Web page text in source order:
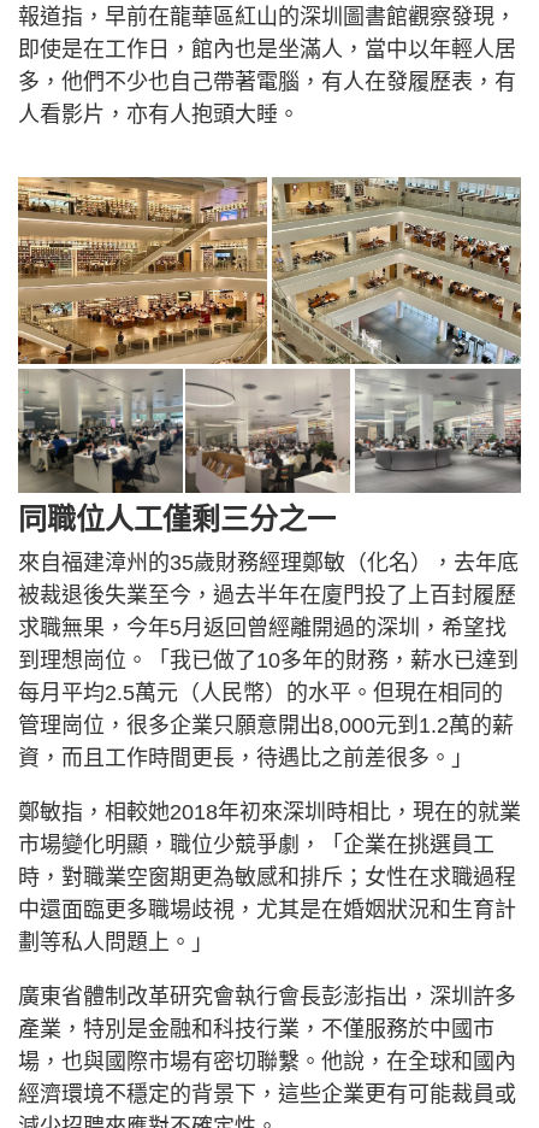
報道指，早前在龍華區紅山的深圳圖書館觀察發現，
即使是在工作日，館內也是坐滿人，當中以年輕人居
多，他們不少也自己帶著電腦，有人在發履歷表，有
人看影片，亦有人抱頭大睡。
同職位人工僅剩三分之一
來自福建漳州的35歲財務經理鄭敏（化名），去年底
被裁退後失業至今，過去半年在廈門投了上百封履歷
求職無果，今年5月返回曾經離開過的深圳，希望找
到理想崗位。「我已做了10多年的財務，薪水已達到
每月平均2.5萬元（人民幣）的水平。但現在相同的
管理崗位，很多企業只願意開出8,000元到1.2萬的薪
資，而且工作時間更長，待遇比之前差很多。」
鄭敏指，相較她2018年初來深圳時相比，現在的就業
市場變化明顯，職位少競爭劇，「企業在挑選員工
時，對職業空窗期更為敏感和排斥；女性在求職過程
中還面臨更多職場歧視，尤其是在婚姻狀況和生育計
劃等私人問題上。」
廣東省體制改革研究會執行會長彭澎指出，深圳許多
產業，特別是金融和科技行業，不僅服務於中國市
場，也與國際市場有密切聯繫。他說，在全球和國內
經濟環境不穩定的背景下，這些企業更有可能裁員或